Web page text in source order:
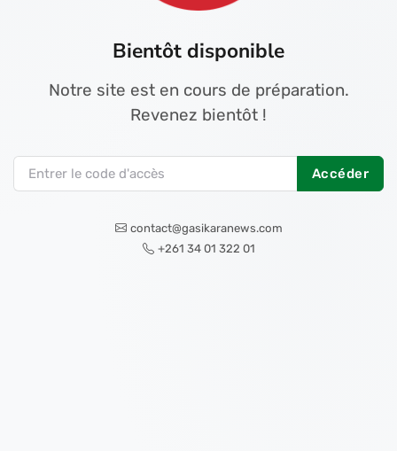
Bientôt disponible
Notre site est en cours de préparation.
Revenez bientôt !
Accéder
contact@gasikaranews.com
+261 34 01 322 01